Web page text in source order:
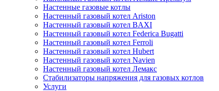
Настенные газовые котлы
Настенный газовый котел Ariston
Настенный газовый котел BAXI
Настенный газовый котел Federica Bugatti
Настенный газовый котел Ferroli
Настенный газовый котел Hubert
Настенный газовый котел Navien
Настенный газовый котел Лемакс
Стабилизаторы напряжения для газовых котлов
Услуги